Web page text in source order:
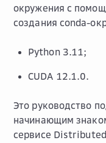
окружения с
создания conda-
Python 3.11;
CUDA 12.1.0.
Это руководство
начинающим
сервисе